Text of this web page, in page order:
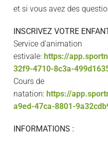
et si vous avez des
INSCRIVEZ VOTRE
Service d’animation
estivale: https://
32f9-4710-8c3a-
Cours de
natation: https://
a9ed-47ca-8801-
INFORMATIONS :